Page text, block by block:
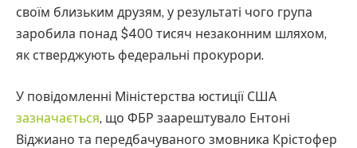
своїм близьким друзям, у результаті чого група
заробила понад $400 тисяч незаконним шляхом,
як стверджують федеральні прокурори.
У повідомленні Міністерства юстиції США
зазначається, що ФБР заарештувало Ентоні
Віджиано та передбачуваного змовника Крістофер